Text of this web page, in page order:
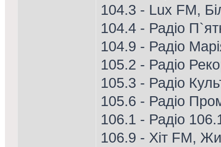
104.3 - Lux FM,
104.4 - Радіо
104.9 - Радіо
105.2 - Радіо
105.3 - Радіо
105.6 - Радіо
106.1 - Радіо
106.9 - Хіт FM,